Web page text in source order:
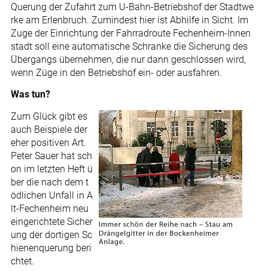
Querung der Zufahrt zum U-Bahn-Betriebshof der Stadtwe
rke am Erlenbruch. Zumindest hier ist Abhilfe in Sicht. Im
Zuge der Einrichtung der Fahrradroute Fechenheim-Innen
stadt soll eine automatische Schranke die Sicherung des
Übergangs übernehmen, die nur dann geschlossen wird,
wenn Züge in den Betriebshof ein- oder ausfahren.
Was tun?
Zum Glück gibt es
auch Beispiele der
eher positiven Art.
Peter Sauer hat sch
on im letzten Heft ü
ber die nach dem t
ödlichen Unfall in A
lt-Fechenheim neu
eingerichtete Sicher
ung der dortigen Sc
hienenquerung beri
chtet.